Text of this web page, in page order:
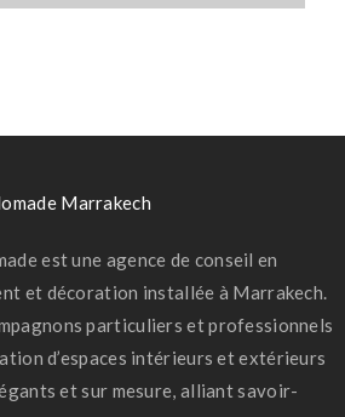
est une agence de conseil en
et décoration installée à Marrakech.
particuliers et professionnels
d’espaces intérieurs et extérieurs
et sur mesure, alliant savoir-